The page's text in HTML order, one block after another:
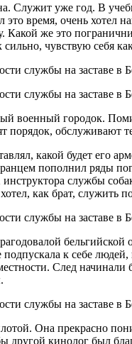
Служит уже год. В
это время, очень
Какой же это
чувствую себя
военный городок.
порядок, обслуживают
какой будет его
пополнил ряды
службы
как брат,
к себе
След
Она прекрасно
другой кинолог был